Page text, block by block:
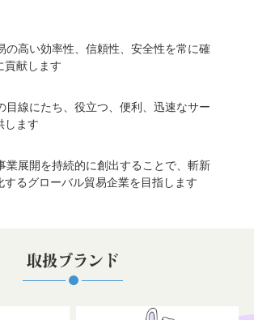
の高い効率性、信頼性、安全性を常に確
貢献します
目線にたち、役立つ、便利、迅速なサー
します
業展開を持続的に創出することで、斬新
するグローバル貿易企業を目指します
取扱ブランド